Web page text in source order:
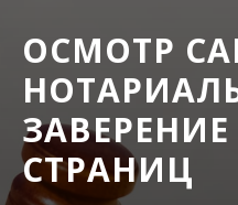
ОСМОТР
СТРАНИЦ